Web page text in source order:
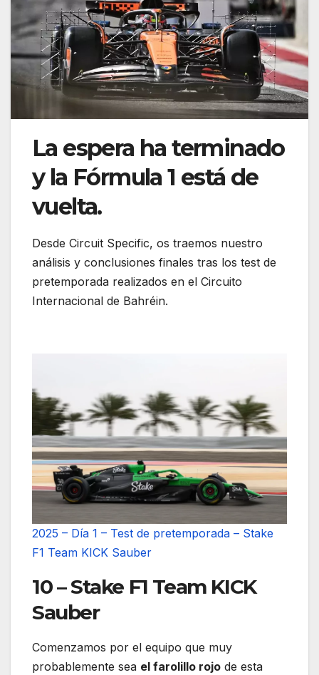
La espera ha terminado
y la Fórmula 1 está de
vuelta.
Desde Circuit Specific, os traemos nuestro
análisis y conclusiones finales tras los test de
pretemporada realizados en el Circuito
Internacional de Bahréin.
2025 – Día 1 – Test de pretemporada – Stake
F1 Team KICK Sauber
10 – Stake F1 Team KICK
Sauber
Comenzamos por el equipo que muy
probablemente sea el farolillo rojo de esta